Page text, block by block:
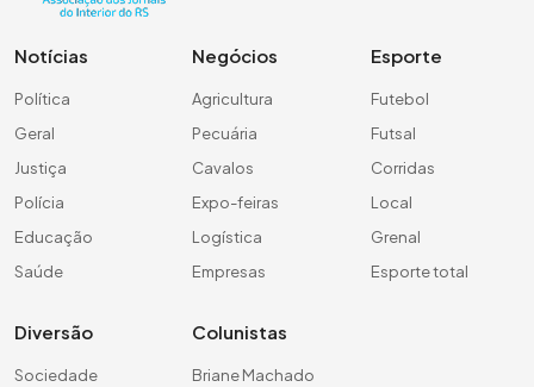
Notícias
Política
Geral
Justiça
Polícia
Educação
Saúde
Negócios
Agricultura
Pecuária
Cavalos
Expo-feiras
Logística
Empresas
Esporte
Futebol
Futsal
Corridas
Local
Grenal
Esporte total
Diversão
Sociedade
Colunistas
Briane Machado